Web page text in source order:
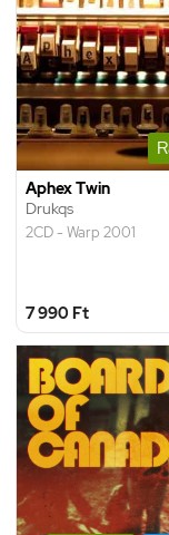
Aphex Twin
Drukqs
2CD - Warp 2001
7 990 Ft